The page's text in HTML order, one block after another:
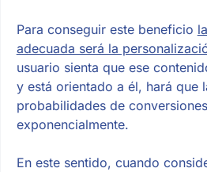
Para conseguir este beneficio
adecuada será la
usuario sienta que ese
y está orientado a él, hará que
probabilidades de
exponencialmente.
En este sentido, cuando